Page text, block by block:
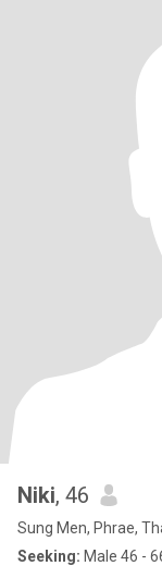
Niki, 46
Sung Men, Phrae,
Seeking: Male 46 -